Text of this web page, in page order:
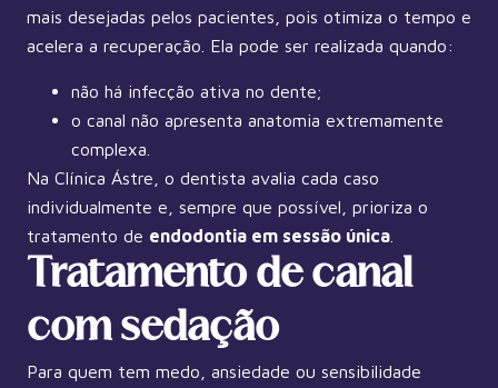
mais desejadas pelos pacientes, pois otimiza o tempo e
acelera a recuperação. Ela pode ser realizada quando:
não há infecção ativa no dente;
o canal não apresenta anatomia extremamente
complexa.
Na Clínica Ástre, o dentista avalia cada caso
individualmente e, sempre que possível, prioriza o
tratamento de endodontia em sessão única
Tratamento de canal
com sedação
Para quem tem medo, ansiedade ou sensibilidade